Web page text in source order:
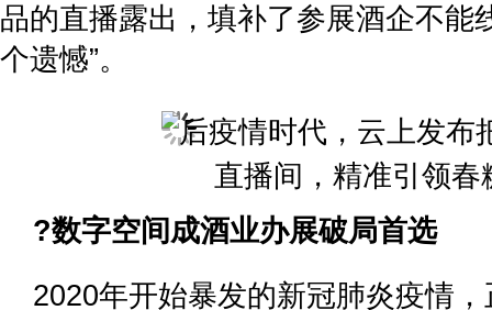
品的直播露出，填补了参展酒企不能
个遗憾”。
?数字空间成酒业办展破局首选
2020年开始暴发的新冠肺炎疫情